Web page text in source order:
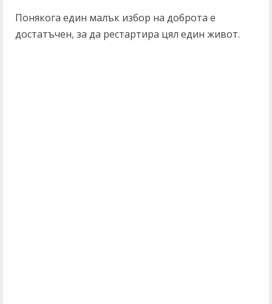
Понякога един малък избор на доброта е
достатъчен, за да рестартира цял един живот.